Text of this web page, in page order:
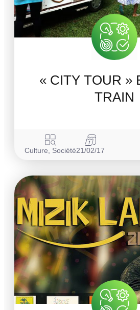
« CITY TOUR »
TRAIN
Culture Société21/02/17